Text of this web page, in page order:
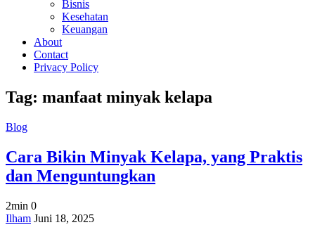
Bisnis
Kesehatan
Keuangan
About
Contact
Privacy Policy
Tag: manfaat minyak kelapa
Blog
Cara Bikin Minyak Kelapa, yang Praktis
dan Menguntungkan
2min 0
on
Ilham Juni 18, 2025